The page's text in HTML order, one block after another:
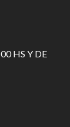
HS Y DE